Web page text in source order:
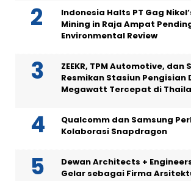
Indonesia Halts PT Gag
Mining in Raja Ampat
Environmental Review
ZEEKR, TPM Automotive, dan
Resmikan Stasiun Pengisian
Megawatt Tercepat di
Qualcomm dan Samsung
Kolaborasi Snapdragon
Dewan Architects +
Gelar sebagai Firma